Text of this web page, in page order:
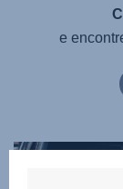
e